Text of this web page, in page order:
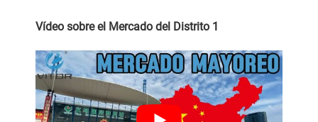
Vídeo sobre el Mercado del Distrito 1